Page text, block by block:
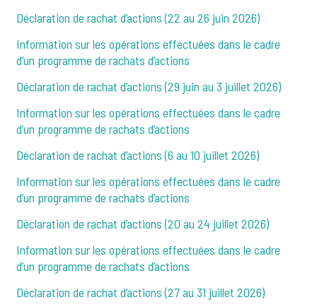
Déclaration de rachat d’actions (22 au 26 juin 2026)
Information sur les opérations effectuées dans le cadre
d’un programme de rachats d’actions
Déclaration de rachat d’actions (29 juin au 3 juillet 2026)
Information sur les opérations effectuées dans le cadre
d’un programme de rachats d’actions
Déclaration de rachat d’actions (6 au 10 juillet 2026)
Information sur les opérations effectuées dans le cadre
d’un programme de rachats d’actions
Déclaration de rachat d’actions (20 au 24 juillet 2026)
Information sur les opérations effectuées dans le cadre
d’un programme de rachats d’actions
Déclaration de rachat d’actions (27 au 31 juillet 2026)